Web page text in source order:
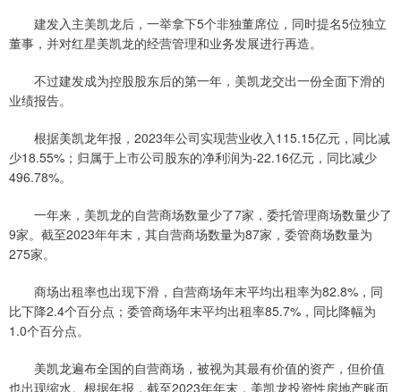
建发入主美凯龙后，一举拿下5个非独董席位，同时提名5位独立
董事，并对红星美凯龙的经营管理和业务发展进行再造。
不过建发成为控股股东后的第一年，美凯龙交出一份全面下滑的
业绩报告。
根据美凯龙年报，2023年公司实现营业收入115.15亿元，同比减
少18.55%；归属于上市公司股东的净利润为-22.16亿元，同比减少
496.78%。
一年来，美凯龙的自营商场数量少了7家，委托管理商场数量少了
9家。截至2023年年末，其自营商场数量为87家，委管商场数量为
275家。
商场出租率也出现下滑，自营商场年末平均出租率为82.8%，同
比下降2.4个百分点；委管商场年末平均出租率85.7%，同比降幅为
1.0个百分点。
美凯龙遍布全国的自营商场，被视为其最有价值的资产，但价值
也出现缩水。根据年报，截至2023年年末，美凯龙投资性房地产账面